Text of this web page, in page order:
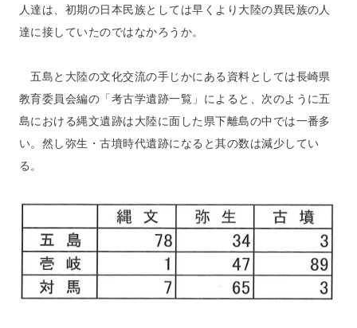
人達は、初期の日本民族としては早くより大陸の異民族の人
達に接していたのではなかろうか。
五島と大陸の文化交流の手じかにある資料としては長崎県
教育委員会編の「考古学遺跡一覧」によると、次のように五
島における縄文遺跡は大陸に面した県下離島の中では一番多
い。然し弥生・古墳時代遺跡になると其の数は減少してい
る。